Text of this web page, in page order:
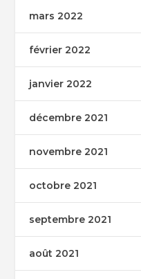
mars 2022
février 2022
janvier 2022
décembre 2021
novembre 2021
octobre 2021
septembre 2021
août 2021